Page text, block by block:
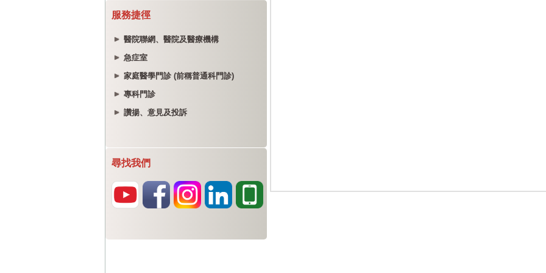
服務捷徑
醫院聯網、醫院及醫療機構
急症室
家庭醫學門診 (前稱普通科門診)
專科門診
讚揚、意見及投訴
尋找我們